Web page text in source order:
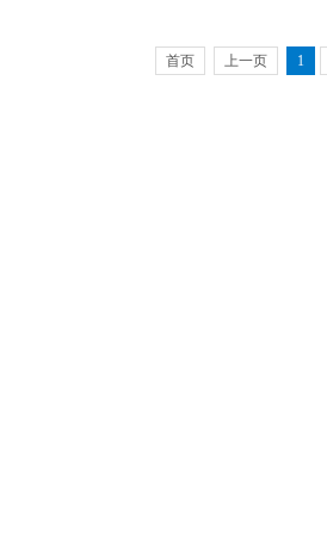
首页 上一页 1